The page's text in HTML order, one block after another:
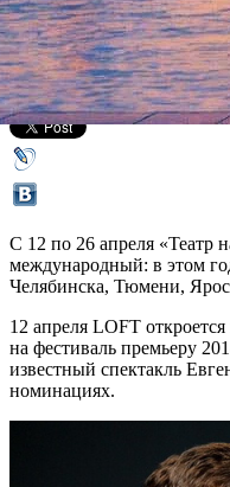
12 апреля 2019, пятница
Версия для печати
Все спектакли
С 12 по 26 апреля «Театр
международный: в этом
Челябинска, Тюмени,
12 апреля LOFT
на фестиваль премьеру
известный спектакль
номинациях.